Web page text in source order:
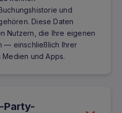
und
Diese Daten
Nutzern, die Ihre eigenen
— einschließlich Ihrer
und Apps.
Party-